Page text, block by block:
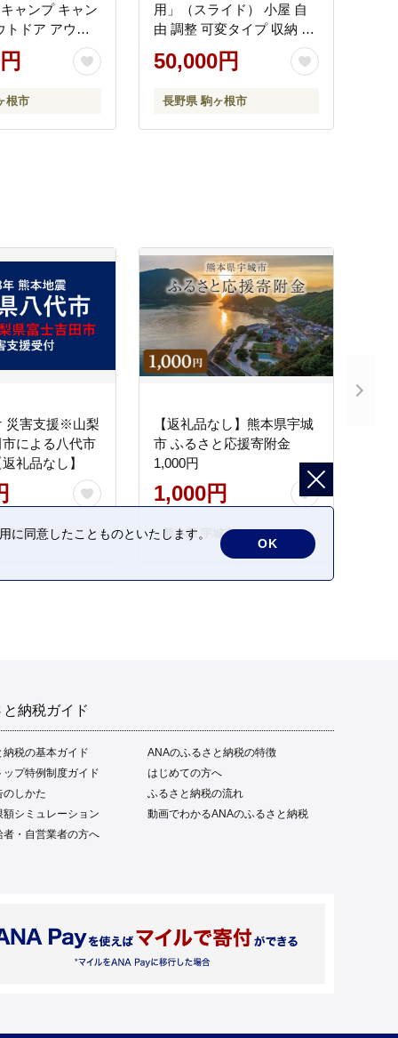
ャンプ キャン
トドア アウト
火 火ばさみ ) 長
根市
用」（スライド） 小屋 自
由 調整 可変タイプ 収納 便
利 バーベキュー 焚火
50,000円
長野県 駒ヶ根市
災害支援※山梨
による八代市
礼品なし】
吉田市
【返礼品なし】熊本県宇城
市 ふるさと応援寄附金
1,000円
1,000円
熊本県 宇城市
納税ガイド
納税の基本ガイド
ANAのふるさと納税の特徴
ップ特例制度ガイド
はじめての方へ
のしかた
ふるさと納税の流れ
額シミュレーション
動画でわかるANAのふるさと納税
者・自営業者の方へ
同意したことものといたします。
OK